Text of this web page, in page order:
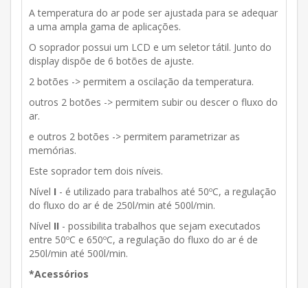
A temperatura do ar pode ser ajustada para se adequar
a uma ampla gama de aplicações.
O soprador possui um LCD e um seletor tátil. Junto do
display dispõe de 6 botões de ajuste.
2 botões -> permitem a oscilação da temperatura.
outros 2 botões -> permitem subir ou descer o fluxo do
ar.
e outros 2 botões -> permitem parametrizar as
memórias.
Este soprador tem dois níveis.
Nível I - é utilizado para trabalhos até 50ºC, a regulação
do fluxo do ar é de 250l/min até 500l/min.
Nível II - possibilita trabalhos que sejam executados
entre 50ºC e 650ºC, a regulação do fluxo do ar é de
250l/min até 500l/min.
*Acessórios